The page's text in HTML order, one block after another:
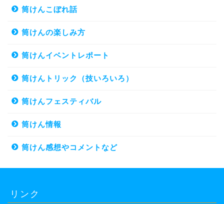
筒けんこぼれ話
筒けんの楽しみ方
筒けんイベントレポート
筒けんトリック（技いろいろ）
筒けんフェスティバル
筒けん情報
筒けん感想やコメントなど
リンク